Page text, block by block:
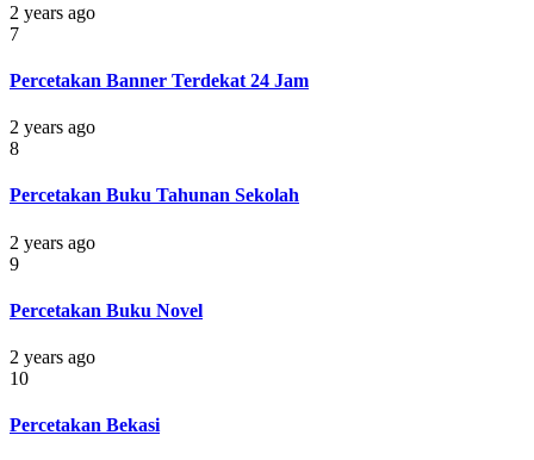
2 years ago
7
Percetakan Banner Terdekat 24 Jam
2 years ago
8
Percetakan Buku Tahunan Sekolah
2 years ago
9
Percetakan Buku Novel
2 years ago
10
Percetakan Bekasi